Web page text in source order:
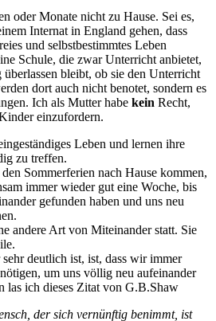
oder Monate nicht zu Hause. Sei es,
Internat in England gehen, dass
und selbstbestimmtes Leben
Schule, die zwar Unterricht anbietet,
bleibt, ob sie den Unterricht
dort auch nicht benotet, sondern es
Ich als Mutter habe kein Recht,
einzufordern.
Leben und lernen ihre
zu treffen.
Sommerferien nach Hause kommen,
immer wieder gut eine Woche, bis
gefunden haben und uns neu
andere Art von Miteinander statt. Sie
deutlich ist, ist, dass wir immer
um uns völlig neu aufeinander
las ich dieses Zitat von G.B.Shaw
der sich vernünftig benimmt, ist